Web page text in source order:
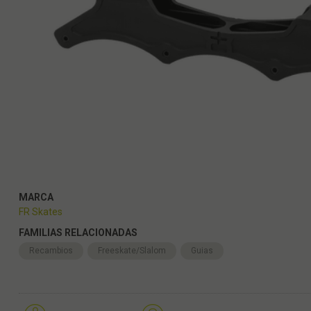
MARCA
FR Skates
FAMILIAS RELACIONADAS
Recambios Freeskate/Slalom Guias